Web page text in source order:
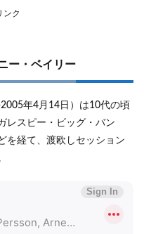
ンク
ー・ベイリー
年4月14日）は10代の頃
レスピー・ビッグ・バン
を経て、渡欧しセッション